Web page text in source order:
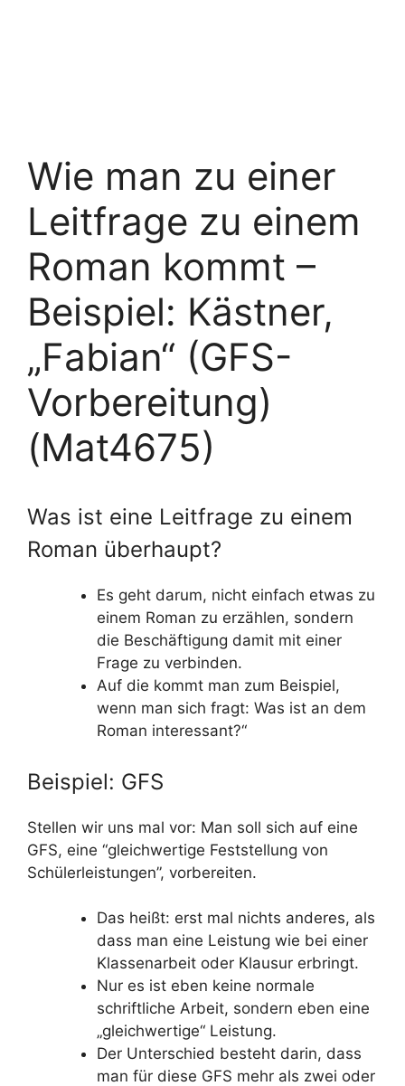
Wie man zu einer
Leitfrage zu einem
Roman kommt –
Beispiel: Kästner,
„Fabian“ (GFS-
Vorbereitung)
(Mat4675)
Was ist eine Leitfrage zu einem
Roman überhaupt?
Es geht darum, nicht einfach etwas zu
einem Roman zu erzählen, sondern
die Beschäftigung damit mit einer
Frage zu verbinden.
Auf die kommt man zum Beispiel,
wenn man sich fragt: Was ist an dem
Roman interessant?“
Beispiel: GFS
Stellen wir uns mal vor: Man soll sich auf eine
GFS, eine “gleichwertige Feststellung von
Schülerleistungen”, vorbereiten.
Das heißt: erst mal nichts anderes, als
dass man eine Leistung wie bei einer
Klassenarbeit oder Klausur erbringt.
Nur es ist eben keine normale
schriftliche Arbeit, sondern eben eine
„gleichwertige“ Leistung.
Der Unterschied besteht darin, dass
man für diese GFS mehr als zwei oder